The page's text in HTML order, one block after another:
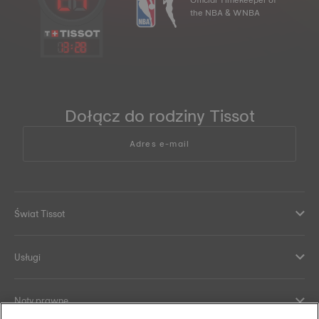
13:28
the NBA & WNBA
Dołącz do rodziny Tissot
Adres e-mail
Świat Tissot
Usługi
Noty prawne